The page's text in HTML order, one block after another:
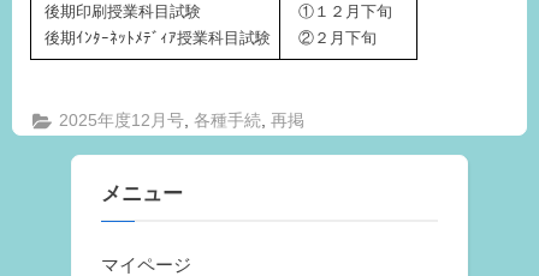
後期印刷授業科目試験
後期ｲﾝﾀｰﾈｯﾄﾒﾃﾞｨｱ授業科目試験
①１２月下旬
②２月下旬
2025年度12月号, 各種手続,再掲
メニュー
マイページ